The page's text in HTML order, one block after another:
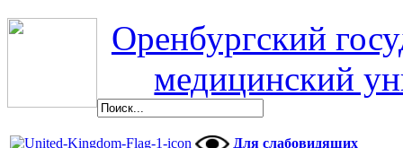
Оренбургский
медицинский
Для слабовидящих